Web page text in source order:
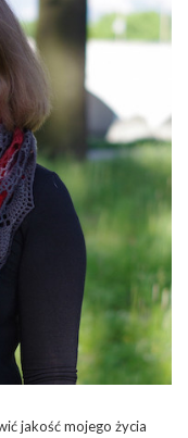
jakość mojego życia